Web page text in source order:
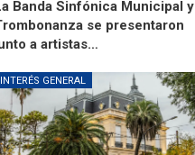
Banda Sinfónica Municipal y
se presentaron
a artistas…
INTERÉS GENERAL